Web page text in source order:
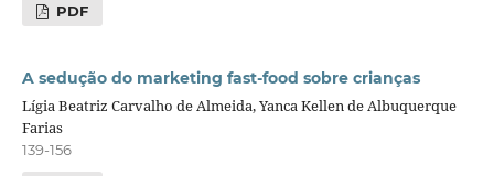
PDF
A sedução do marketing fast-food sobre crianças
Lígia Beatriz Carvalho de Almeida, Yanca Kellen de Albuquerque
Farias
139-156